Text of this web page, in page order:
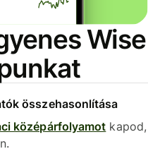
Wise
összehasonlítása
középárfolyamot kapod,